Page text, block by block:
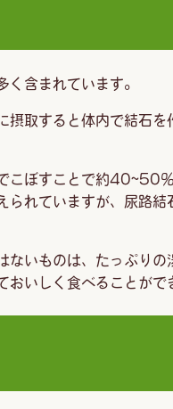
含まれています。
摂取すると体内で結石
こぼすことで約40~50
れていますが、尿路結
ないものは、たっぷり
いしく食べることがで